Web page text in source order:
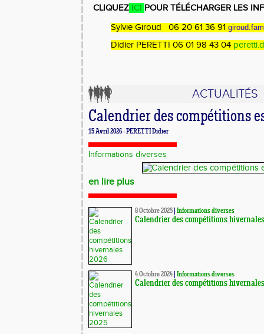
CLIQUEZ ICI POUR TÉLÉCHARGER LES
Sylvie Giroud 06 20 61 36 91
Didier PERETTI 06 01 98 43 04
ACTUALITÉS
Calendrier des compétitions
15 Avril 2026 - PERETTI Didier
Informations diverses
en lire plus
8 Octobre 2025 Informations diverses
Calendrier des compétitions
4 Octobre 2024 Informations diverses
Calendrier des compétitions